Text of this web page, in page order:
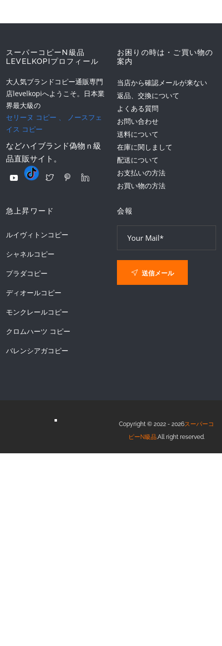
スーパーコピーN級品
LEVELKOPIプロフィール
大人気ブランドコピー通販専門
店levelkopiへようこそ。日本業
界最大級の
セリーヌ コピー 、
ノースフェ
イス コピー
などハイブランド偽物ｎ級
品直販サイト。
お困りの時は・ご買い物の
案内
当店から確認メールが来ない
返品、交換について
よくある質問
お問い合わせ
送料について
在庫に関しまして
配送について
お支払いの方法
お買い物の方法
急上昇ワード
ルイヴィトンコピー
シャネルコピー
プラダコピー
ディオールコピー
モンクレールコピー
クロムハーツ コピー
バレンシアガコピー
会報
送信メール
Copyright © 2022 - 2026スーパーコ
ピーN級品.All right reserved.